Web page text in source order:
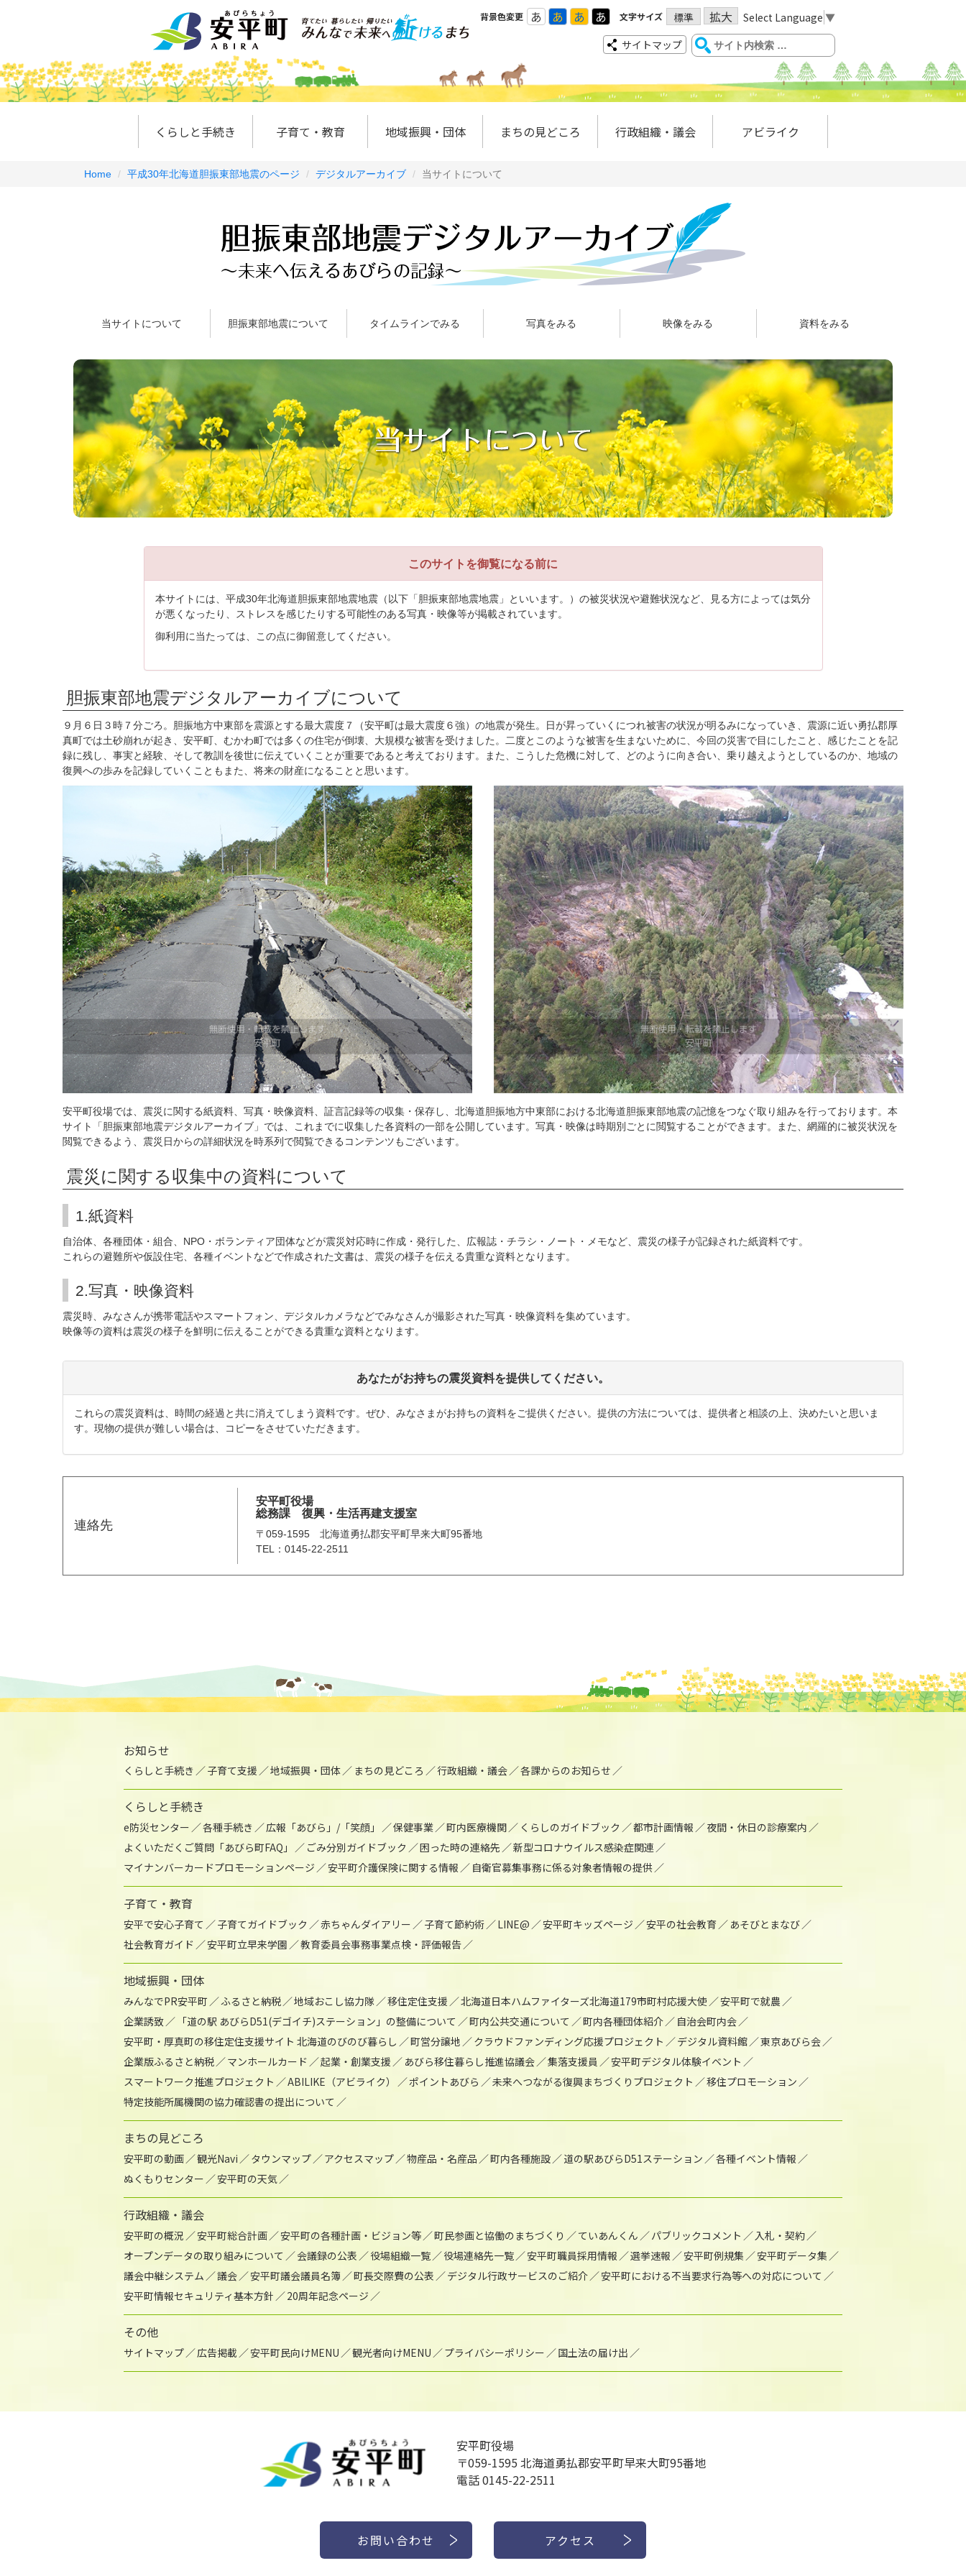
背景色変更 あ あ あ あ 文字サイズ 標準 拡大 Select Language ▼
サイトマップ
くらしと手続き 子育て・教育 地域振興・団体 まちの見どころ 行政組織・議会 アビライク
Home 平成30年北海道胆振東部地震のページ デジタルアーカイブ 当サイトについて
当サイトについて 胆振東部地震について タイムラインでみる 写真をみる 映像をみる 資料をみる
このサイトを御覧になる前に
本サイトには、平成30年北海道胆振東部地震地震（以下「胆振東部地震地震」といいます。）の被災状況や避難状況など、見る方によっては気分
が悪くなったり、ストレスを感じたりする可能性のある写真・映像等が掲載されています。
御利用に当たっては、この点に御留意してください。
胆振東部地震デジタルアーカイブについて
９月６日３時７分ごろ。胆振地方中東部を震源とする最大震度７（安平町は最大震度６強）の地震が発生。日が昇っていくにつれ被害の状況が明るみになっていき、震源に近い勇払郡厚
真町では土砂崩れが起き、安平町、むかわ町では多くの住宅が倒壊、大規模な被害を受けました。二度とこのような被害を生まないために、今回の災害で目にしたこと、感じたことを記
録に残し、事実と経験、そして教訓を後世に伝えていくことが重要であると考えております。また、こうした危機に対して、どのように向き合い、乗り越えようとしているのか、地域の
復興への歩みを記録していくこともまた、将来の財産になることと思います。
安平町役場では、震災に関する紙資料、写真・映像資料、証言記録等の収集・保存し、北海道胆振地方中東部における北海道胆振東部地震の記憶をつなぐ取り組みを行っております。本
サイト「胆振東部地震デジタルアーカイブ」では、これまでに収集した各資料の一部を公開しています。写真・映像は時期別ごとに閲覧することができます。また、網羅的に被災状況を
閲覧できるよう、震災日からの詳細状況を時系列で閲覧できるコンテンツもございます。
震災に関する収集中の資料について
1.紙資料
自治体、各種団体・組合、NPO・ボランティア団体などが震災対応時に作成・発行した、広報誌・チラシ・ノート・メモなど、震災の様子が記録された紙資料です。
これらの避難所や仮設住宅、各種イベントなどで作成された文書は、震災の様子を伝える貴重な資料となります。
2.写真・映像資料
震災時、みなさんが携帯電話やスマートフォン、デジタルカメラなどでみなさんが撮影された写真・映像資料を集めています。
映像等の資料は震災の様子を鮮明に伝えることができる貴重な資料となります。
あなたがお持ちの震災資料を提供してください。
これらの震災資料は、時間の経過と共に消えてしまう資料です。ぜひ、みなさまがお持ちの資料をご提供ください。提供の方法については、提供者と相談の上、決めたいと思いま
す。現物の提供が難しい場合は、コピーをさせていただきます。
連絡先
安平町役場
総務課 復興・生活再建支援室
〒059-1595 北海道勇払郡安平町早来大町95番地
TEL：0145-22-2511
お知らせ
くらしと手続き 子育て支援 地域振興・団体 まちの見どころ 行政組織・議会 各課からのお知らせ
くらしと手続き
e防災センター 各種手続き 広報「あびら」/「笑顔」 保健事業 町内医療機関 くらしのガイドブック 都市計画情報
夜間・休日の診療案内
よくいただくご質問「あびら町FAQ」
ごみ分別ガイドブック 困った時の連絡先
新型コロナウイルス感染症関連
マイナンバーカードプロモーションページ
安平町介護保険に関する情報 自衛官募集事務に係る対象者情報の提供
子育て・教育
安平で安心子育て 子育てガイドブック 赤ちゃんダイアリー 子育て節約術 LINE@ 安平町キッズページ 安平の社会教育
あそびとまなび
社会教育ガイド
安平町立早来学園 教育委員会事務事業点検・評価報告
地域振興・団体
みんなでPR安平町 ふるさと納税 地域おこし協力隊 移住定住支援 北海道日本ハムファイターズ北海道179市町村応援大使
安平町で就農
企業誘致
「道の駅 あびらD51(デゴイチ)ステーション」の整備について 町内公共交通について 町内各種団体紹介
自治会町内会
安平町・厚真町の移住定住支援サイト 北海道のびのび暮らし
町営分譲地 クラウドファンディング応援プロジェクト デジタル資料館
東京あびら会
企業版ふるさと納税
マンホールカード 起業・創業支援 あびら移住暮らし推進協議会 集落支援員
安平町デジタル体験イベント
スマートワーク推進プロジェクト
ABILIKE（アビライク） ポイントあびら 未来へつながる復興まちづくりプロジェクト
移住プロモーション
特定技能所属機関の協力確認書の提出について
まちの見どころ
安平町の動画 観光Navi タウンマップ アクセスマップ 物産品・名産品 町内各種施設 道の駅あびらD51ステーション
各種イベント情報
ぬくもりセンター
安平町の天気
行政組織・議会
安平町の概況 安平町総合計画 安平町の各種計画・ビジョン等 町民参画と協働のまちづくり ていあんくん パブリックコメント
入札・契約
オープンデータの取り組みについて
会議録の公表 役場組織一覧 役場連絡先一覧 安平町職員採用情報 選挙速報 安平町例規集
安平町データ集
議会中継システム
議会 安平町議会議員名簿 町長交際費の公表 デジタル行政サービスのご紹介
安平町における不当要求行為等への対応について
安平町情報セキュリティ基本方針
20周年記念ページ
その他
サイトマップ 広告掲載 安平町民向けMENU 観光者向けMENU プライバシーポリシー 国土法の届け出
安平町役場
〒059-1595 北海道勇払郡安平町早来大町95番地
電話 0145-22-2511
お問い合わせ アクセス